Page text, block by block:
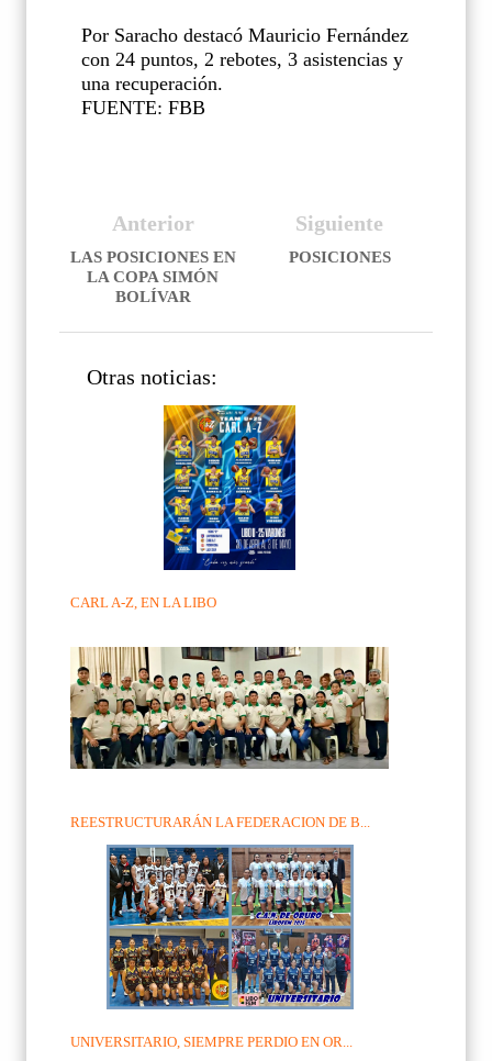
Por Saracho destacó Mauricio Fernández
con 24 puntos, 2 rebotes, 3 asistencias y
una recuperación.
FUENTE: FBB
Siguiente
POSICIONES
Anterior
LAS POSICIONES EN
LA COPA SIMÓN
BOLÍVAR
Otras noticias:
CARL A-Z, EN LA LIBO
REESTRUCTURARÁN LA FEDERACION DE B...
UNIVERSITARIO, SIEMPRE PERDIO EN OR...